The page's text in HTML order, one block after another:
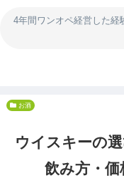
4年間ワンオペ経営した経
ウイスキーの
飲み方・
お酒